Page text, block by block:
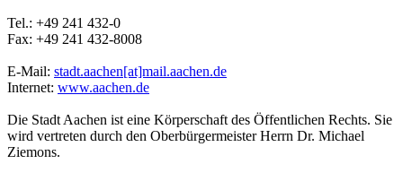
Tel.: +49 241 432-0
Fax: +49 241 432-8008
E-Mail: stadt.aachen[at]​mail.aachen.de
Internet: www.aachen.de
Die Stadt Aachen ist eine Körperschaft des Öffentlichen Rechts. Sie
wird vertreten durch den Oberbürgermeister Herrn Dr. Michael
Ziemons.